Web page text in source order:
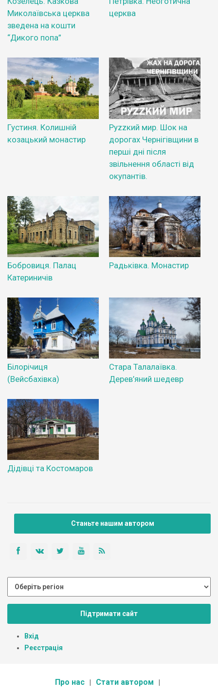
Миколаївська церква
зведена на кошти
“Дикого попа”
церква
Густиня. Колишній
козацький монастир
Руzzкий мир. Шок на
дорогах Чернігівщини в
перші дні після
звільнення області від
окупантів.
Бобровиця. Палац
Катериничів
Радьківка. Монастир
Білорічиця
(Вейсбахівка)
Стара Талалаївка.
Дерев’яний шедевр
Дідівці та Костомаров
Станьте нашим автором
Підтримати сайт
Вхід
Реєстрація
Про нас Стати автором